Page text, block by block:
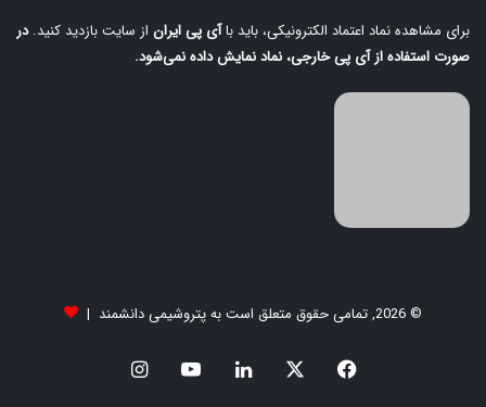
برای مشاهده نماد اعتماد الکترونیکی، باید باآی‌ پی ایران از سایت بازدید کنید.در
صورت استفاده از آی‌ پی خارجی، نماد نمایش داده نمی‌شود.
© 2026, تمامی حقوق متعلق است به پتروشیمی دانشمند |